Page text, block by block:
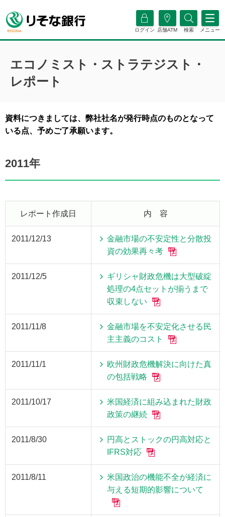
ログイン 店舗ATM 検索 メニュー
エコノミスト・ストラテジスト・
レポート
資料につきましては、弊社社名が発行時点のものとなって
いる点、予めご了承願います。
2011年
レポート作成日 内 容
2011/12/13
金融市場の不安定性と分散投
資の効果再々考
2011/12/5
ギリシャ財政危機は大型破綻
処理の4点セットが揃うまで
収束しない
2011/11/8
金融市場を不安定化させる民
主主義のコスト
2011/11/1
欧州財政危機解決に向けた真
の包括戦略
2011/10/17
米国経済に組み込まれた財政
政策の継続
2011/8/30
円高とストックの円高対応と
IFRS対応
2011/8/11
米国政治の機能不全が経済に
与える短期的影響について